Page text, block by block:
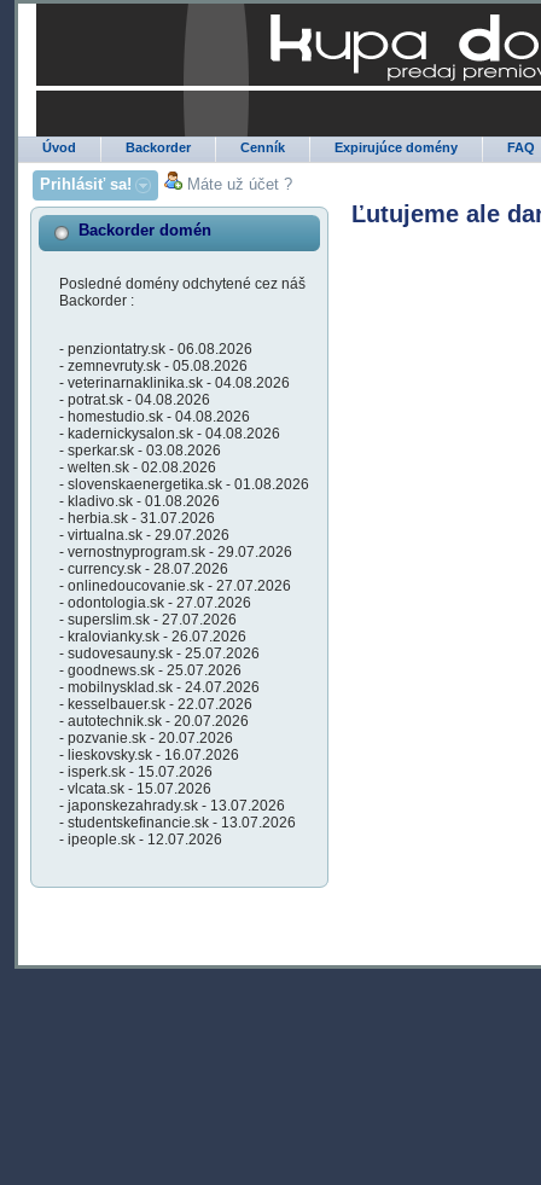
Úvod Backorder Cenník Expirujúce domény FAQ
Prihlásiť sa! Máte už účet ?
Backorder domén
Posledné domény odchytené cez náš
Backorder :
- penziontatry.sk - 06.08.2026
- zemnevruty.sk - 05.08.2026
- veterinarnaklinika.sk - 04.08.2026
- potrat.sk - 04.08.2026
- homestudio.sk - 04.08.2026
- kadernickysalon.sk - 04.08.2026
- sperkar.sk - 03.08.2026
- welten.sk - 02.08.2026
- slovenskaenergetika.sk - 01.08.2026
- kladivo.sk - 01.08.2026
- herbia.sk - 31.07.2026
- virtualna.sk - 29.07.2026
- vernostnyprogram.sk - 29.07.2026
- currency.sk - 28.07.2026
- onlinedoucovanie.sk - 27.07.2026
- odontologia.sk - 27.07.2026
- superslim.sk - 27.07.2026
- kralovianky.sk - 26.07.2026
- sudovesauny.sk - 25.07.2026
- goodnews.sk - 25.07.2026
- mobilnysklad.sk - 24.07.2026
- kesselbauer.sk - 22.07.2026
- autotechnik.sk - 20.07.2026
- pozvanie.sk - 20.07.2026
- lieskovsky.sk - 16.07.2026
- isperk.sk - 15.07.2026
- vlcata.sk - 15.07.2026
- japonskezahrady.sk - 13.07.2026
- studentskefinancie.sk - 13.07.2026
- ipeople.sk - 12.07.2026
Ľutujeme ale